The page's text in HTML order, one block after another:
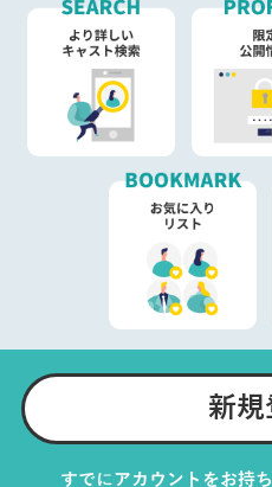
新規
すでにアカウントをお持